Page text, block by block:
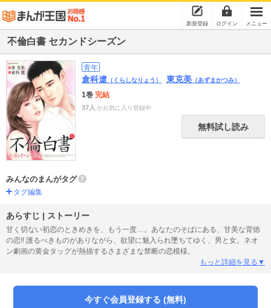
新規登録 ログイン メニュー
不倫白書 セカンドシーズン
青年
倉科遼 （くらしなりょう） 東克美 （あずまかつみ）
1巻 完結
37人 がお気に入り登録中
無料試し読み
みんなのまんがタグ
タグ編集
あらすじ | ストーリー
甘く切ない初恋のときめきを、もう一度…。あなたのそばにある、甘美な背徳
の恋!! 護るべきものがありながら、欲望に魅入られ墜ちてゆく、男と女。ネオ
ン劇画の黄金タッグが熱描するさまざまな禁断の恋模様。
もっと詳細を見る▼
今すぐ会員登録する (無料)